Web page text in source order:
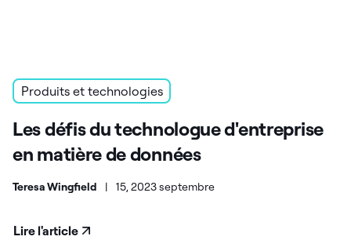
Produits et technologies
Les défis du technologue d'entreprise
en matière de données
Teresa Wingfield | 15, 2023 septembre
Lire l'article